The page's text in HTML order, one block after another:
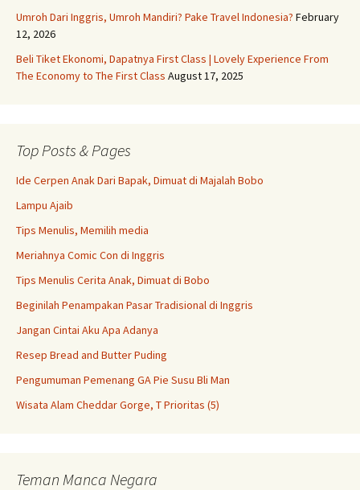
Umroh Dari Inggris, Umroh Mandiri? Pake Travel Indonesia? February
12, 2026
Beli Tiket Ekonomi, Dapatnya First Class | Lovely Experience From
The Economy to The First Class August 17, 2025
Top Posts & Pages
Ide Cerpen Anak Dari Bapak, Dimuat di Majalah Bobo
Lampu Ajaib
Tips Menulis, Memilih media
Meriahnya Comic Con di Inggris
Tips Menulis Cerita Anak, Dimuat di Bobo
Beginilah Penampakan Pasar Tradisional di Inggris
Jangan Cintai Aku Apa Adanya
Resep Bread and Butter Puding
Pengumuman Pemenang GA Pie Susu Bli Man
Wisata Alam Cheddar Gorge, T Prioritas (5)
Teman Manca Negara